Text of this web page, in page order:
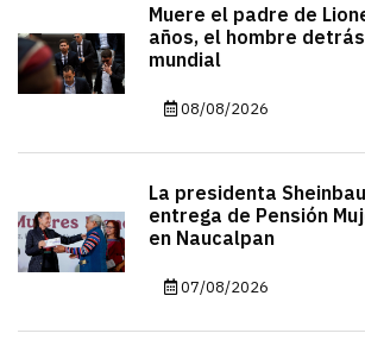
Muere el padre de
años, el hombre
mundial
08/08/2026
La presidenta
entrega de Pensión
en Naucalpan
07/08/2026